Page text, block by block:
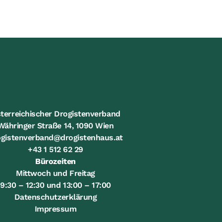
Drogistenverband
Straße 14, 1090 Wien
+43 1 512 62 29
Bürozeiten
Mittwoch und Freitag
9:30 – 12:30 und 13:00 – 17:00
Datenschutzerklärung
Impressum